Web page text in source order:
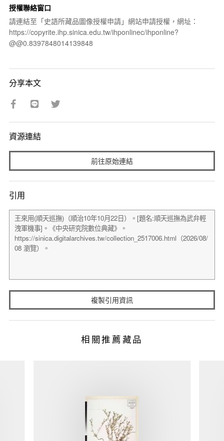
授權聯絡窗口
請連結至「史語所藏品圖像授權申請」網站申請授權，網址：
https://copyrite.ihp.sinica.edu.tw/ihponlinec/ihponline?
@@0.8397848014139848
分享本文
資源連結
前往原始連結
引用
複製引用資訊
相關推薦藏品